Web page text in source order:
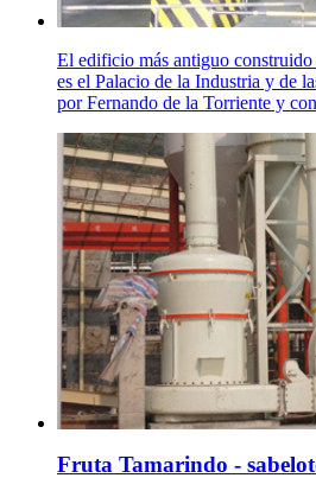
El edificio más antiguo construido
es el Palacio de la Industria y de
por Fernando de la Torriente y
Fruta Tamarindo -